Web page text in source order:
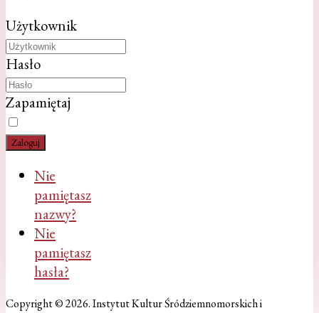
Użytkownik
Hasło
Zapamiętaj
Zaloguj
Nie
pamiętasz
nazwy?
Nie
pamiętasz
hasła?
Copyright © 2026. Instytut Kultur Śródziemnomorskich i